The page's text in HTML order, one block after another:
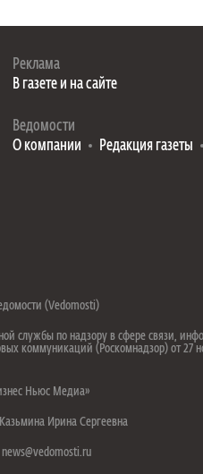
Реклама
В газете и на сайте
Ведомости
О компании
Редакция газеты
(Vedomosti)
службы по надзору в сфере связи,
коммуникаций (Роскомнадзор) от 27
Ньюс Медиа»
Ирина Сергеевна